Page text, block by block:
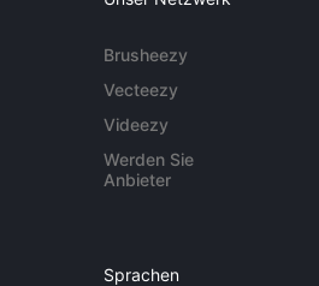
Brusheezy
Vecteezy
Videezy
Werden Sie
Anbieter
Sprachen